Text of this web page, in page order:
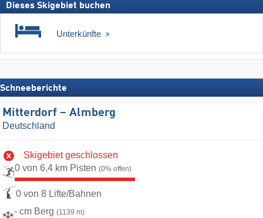
Dieses Skigebiet buchen
Unterkünfte
Schneeberichte
Mitterdorf – Almberg
Deutschland
Skigebiet geschlossen
0 von 6,4 km Pisten (0% offen)
0 von 8 Lifte/Bahnen
- cm Berg (1139 m)